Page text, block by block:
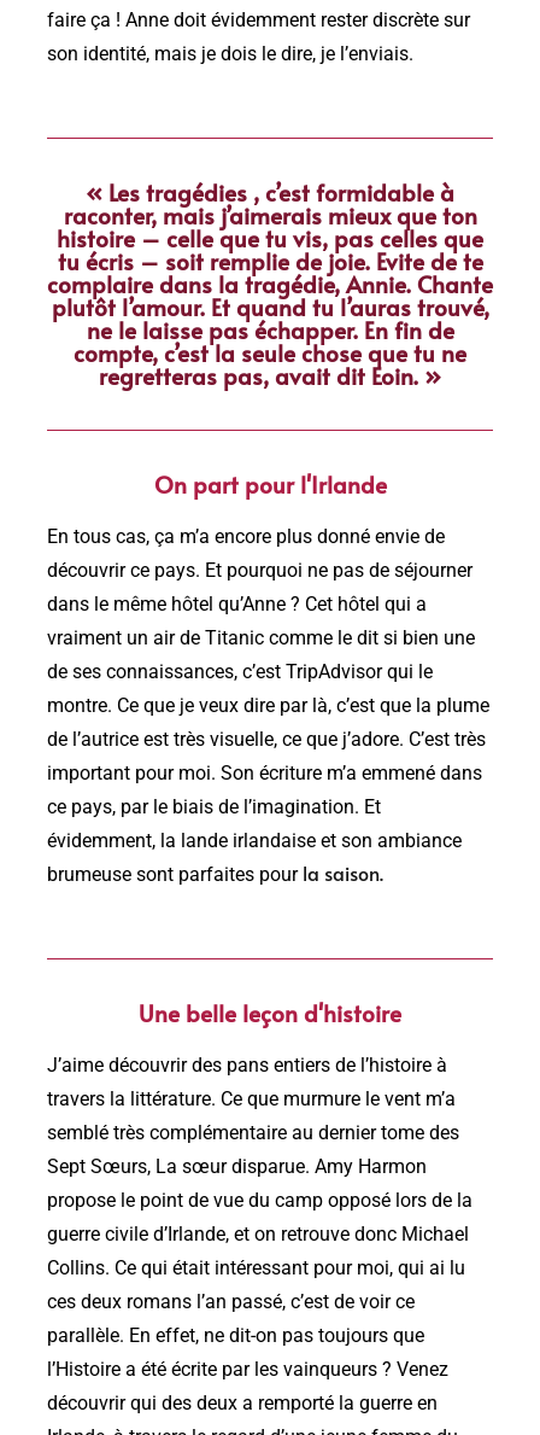
faire ça ! Anne doit évidemment rester discrète sur
son identité, mais je dois le dire, je l’enviais.
« Les tragédies , c’est formidable à
raconter, mais j’aimerais mieux que ton
histoire – celle que tu vis, pas celles que
tu écris – soit remplie de joie. Evite de te
complaire dans la tragédie, Annie. Chante
plutôt l’amour. Et quand tu l’auras trouvé,
ne le laisse pas échapper. En fin de
compte, c’est la seule chose que tu ne
regretteras pas, avait dit Eoin. »
On part pour l'Irlande
En tous cas, ça m’a encore plus donné envie de
découvrir ce pays. Et pourquoi ne pas de séjourner
dans le même hôtel qu’Anne ? Cet hôtel qui a
vraiment un air de Titanic comme le dit si bien une
de ses connaissances, c’est TripAdvisor qui le
montre. Ce que je veux dire par là, c’est que la plume
de l’autrice est très visuelle, ce que j’adore. C’est très
important pour moi. Son écriture m’a emmené dans
ce pays, par le biais de l’imagination. Et
évidemment, la lande irlandaise et son ambiance
brumeuse sont parfaites pour la saison.
Une belle leçon d'histoire
J’aime découvrir des pans entiers de l’histoire à
travers la littérature. Ce que murmure le vent m’a
semblé très complémentaire au dernier tome des
Sept Sœurs, La sœur disparue. Amy Harmon
propose le point de vue du camp opposé lors de la
guerre civile d’Irlande, et on retrouve donc Michael
Collins. Ce qui était intéressant pour moi, qui ai lu
ces deux romans l’an passé, c’est de voir ce
parallèle. En effet, ne dit-on pas toujours que
l’Histoire a été écrite par les vainqueurs ? Venez
découvrir qui des deux a remporté la guerre en